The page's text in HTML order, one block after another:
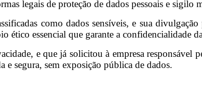
legais de proteção de dados pessoais e sigilo
como dados sensíveis, e sua
essencial que garante a confidencialidade
e que já solicitou à empresa responsável
segura, sem exposição pública de dados.